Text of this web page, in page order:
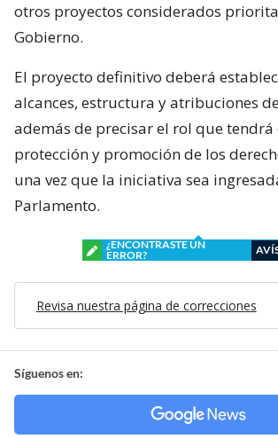
otros proyectos considerados
Gobierno.
El proyecto definitivo deberá
alcances, estructura y atribuciones
además de precisar el rol que tendrá
protección y promoción de los
una vez que la iniciativa sea
Parlamento.
¿ENCONTRASTE UN
ERROR?
Revisa nuestra página de correcciones
Síguenos en: